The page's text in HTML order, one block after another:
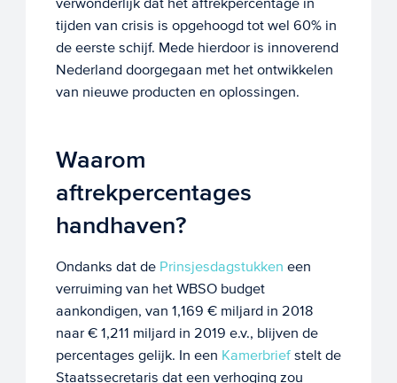
tijden van crisis is opgehoogd tot wel 60% in
de eerste schijf. Mede hierdoor is innoverend
Nederland doorgegaan met het ontwikkelen
van nieuwe producten en oplossingen.
Waarom
aftrekpercentages
handhaven?
Ondanks dat de Prinsjesdagstukken een
verruiming van het WBSO budget
aankondigen, van 1,169 € miljard in 2018
naar € 1,211 miljard in 2019 e.v., blijven de
percentages gelijk. In een Kamerbriefstelt de
Staatssecretaris dat een verhoging zou